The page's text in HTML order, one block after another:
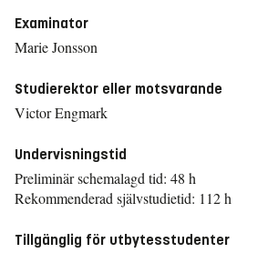
Examinator
Marie Jonsson
Studierektor eller motsvarande
Victor Engmark
Undervisningstid
Preliminär schemalagd tid: 48 h
Rekommenderad självstudietid: 112 h
Tillgänglig för utbytesstudenter